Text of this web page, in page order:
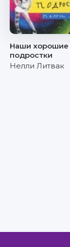
Наши хорошие
подростки
Нелли Литвак